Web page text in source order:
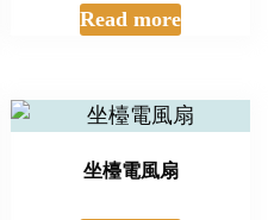
Read more
坐檯電風扇